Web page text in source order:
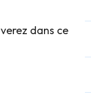
dans ce